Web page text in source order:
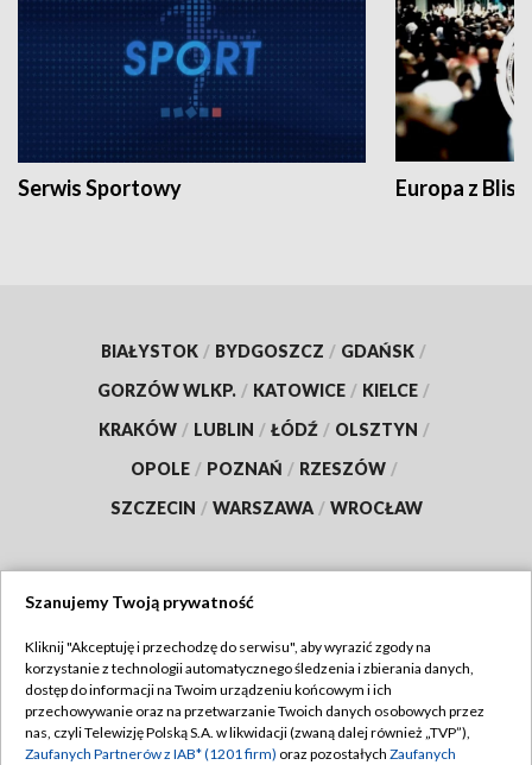
Serwis Sportowy Europa z
BIAŁYSTOK / BYDGOSZCZ / GDAŃSK /
GORZÓW WLKP. / KATOWICE / KIELCE /
KRAKÓW / LUBLIN / ŁÓDŹ / OLSZTYN /
OPOLE / POZNAŃ / RZESZÓW /
SZCZECIN / WARSZAWA / WROCŁAW
TVP
Abonament TVP
Emisja w TVP
Regulamin TVP
Polityka prywatności
Szanujemy Twoją prywatność
Kliknij "Akceptuję i przechodzę do serwisu", aby wyrazić zgody na
korzystanie z technologii automatycznego śledzenia i zbierania danych,
dostęp do informacji na Twoim urządzeniu końcowym i ich
przechowywanie oraz na przetwarzanie Twoich danych osobowych przez
nas, czyli Telewizję Polską S.A. w likwidacji (zwaną dalej również „TVP”),
Zaufanych Partnerów z IAB* (1201 firm) oraz pozostałych Zaufanych